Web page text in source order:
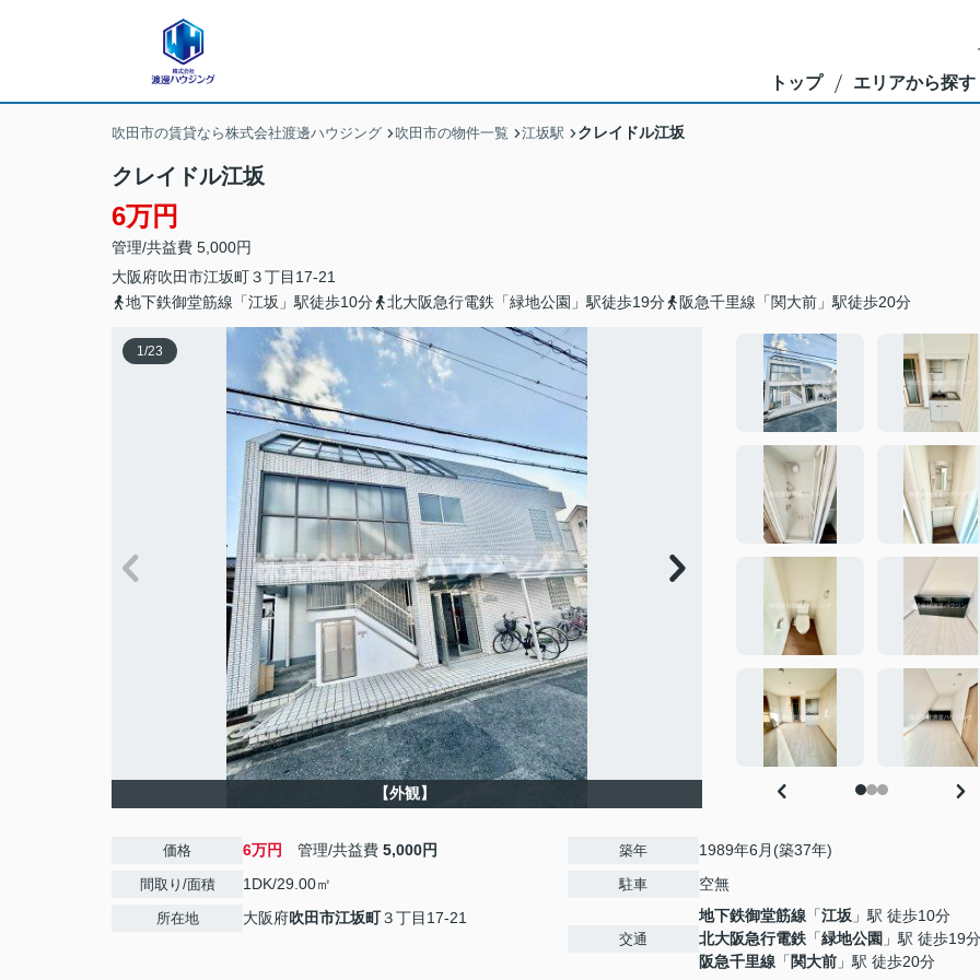
トップ エリアから探す
吹田市の賃貸なら株式会社渡邊ハウジング 吹田市の物件一覧 江坂駅 クレイドル江坂
クレイドル江坂
6万円
管理/共益費 5,000円
大阪府吹田市江坂町３丁目17-21
地下鉄御堂筋線「江坂」駅徒歩10分
北大阪急行電鉄「緑地公園」駅徒歩19分 阪急千里線「関大前」駅徒歩20分
1/23
【外観】
価格 6万円 管理/共益費 5,000円
間取り/面積 1DK/29.00㎡
所在地 大阪府吹田市江坂町３丁目17-21
築年 1989年6月(築37年)
駐車 空無
交通
地下鉄御堂筋線 「江坂 」駅 徒歩10分
北大阪急行電鉄 「緑地公園 」駅 徒歩19分
阪急千里線 「 関大前 」駅 徒歩20分